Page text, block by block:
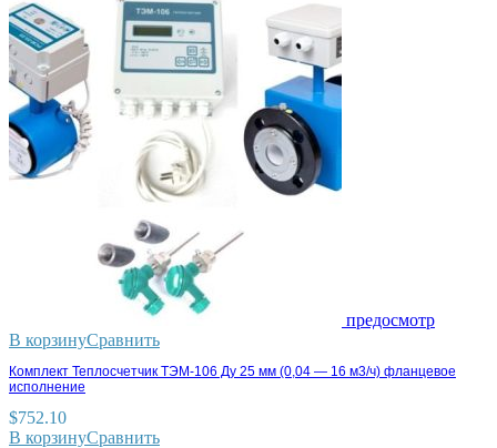
предосмотр
В корзинуСравнить
Комплект Теплосчетчик ТЭМ-106 Ду 25 мм (0,04 — 16 м3/ч) фланцевое
исполнение
$752.10
В корзинуСравнить